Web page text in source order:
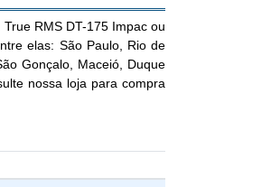
RMS DT-175 Impac ou
elas: São Paulo, Rio de
Gonçalo, Maceió, Duque
nossa loja para compra